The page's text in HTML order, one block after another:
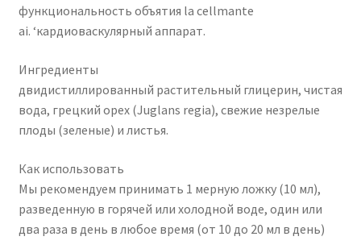
функциональность объятия la cellmante
ai. ‘кардиоваскулярный аппарат.
Ингредиенты
двидистиллированный растительный глицерин, чистая
вода, грецкий орех (Juglans regia), свежие незрелые
плоды (зеленые) и листья.
Как использовать
Мы рекомендуем принимать 1 мерную ложку (10 мл),
разведенную в горячей или холодной воде, один или
два раза в день в любое время (от 10 до 20 мл в день)